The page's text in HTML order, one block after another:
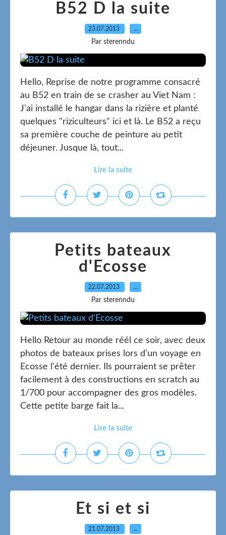
B52 D la suite
23.07.2013 …
Par sterenndu
Hello, Reprise de notre programme consacré
au B52 en train de se crasher au Viet Nam :
J'ai installé le hangar dans la rizière et planté
quelques "riziculteurs" ici et là. Le B52 a reçu
sa première couche de peinture au petit
déjeuner. Jusque là, tout...
Lire la suite
Petits bateaux
d'Ecosse
22.07.2013 …
Par sterenndu
Hello Retour au monde réél ce soir, avec deux
photos de bateaux prises lors d'un voyage en
Ecosse l'été dernier. Ils pourraient se prêter
facilement à des constructions en scratch au
1/700 pour accompagner des gros modèles.
Cette petite barge fait la...
Lire la suite
Et si et si
21.07.2013 …